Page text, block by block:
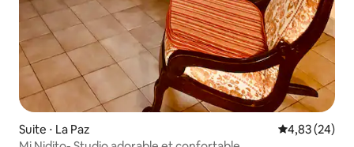
Suite ⋅ La Paz Évaluation
4,83 (24)